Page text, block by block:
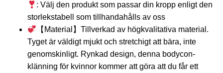
: Välj den produkt som passar din kropp enligt den
storlekstabell som tillhandahålls av oss
【Material】Tillverkad av högkvalitativa material.
Tyget är väldigt mjukt och stretchigt att bära, inte
genomskinligt. Rynkad design, denna bodycon-
klänning för kvinnor kommer att göra att du får ett